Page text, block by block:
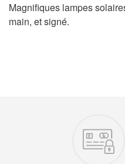
Magnifiques lampes
main, et signé.